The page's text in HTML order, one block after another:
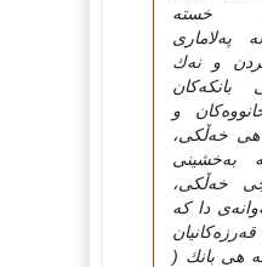
خسته‌
په‌لاماری
و نه‌ك
بانکه‌کان
و
هی خه‌ڵکی،
به‌خشینی
خه‌ڵکی،
دا که‌
هی بانك (